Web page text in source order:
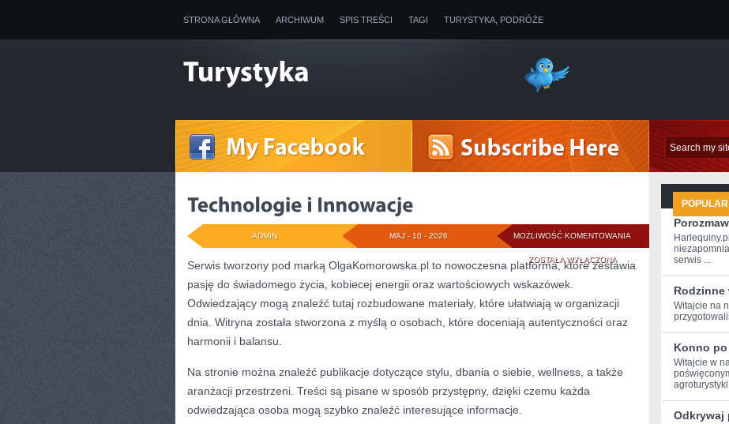
STRONA GŁÓWNA ARCHIWUM SPIS TREŚCI TAGI TURYSTYKA, PODRÓŻE
MOŻLIWOŚĆ KOMENTOWANIA TECHNOLOGIE
INNOWACJE
ZOSTAŁA WYŁĄCZONA
MAJ - 10 - 2026
ADMIN
Serwis tworzony pod marką OlgaKomorowska.pl to nowoczesna platforma, które zestawia
pasję do świadomego życia, kobiecej energii oraz wartościowych wskazówek.
Odwiedzający mogą znaleźć tutaj rozbudowane materiały, które ułatwiają w organizacji
dnia. Witryna została stworzona z myślą o osobach, które doceniają autentyczności oraz
harmonii i balansu.
Na stronie można znaleźć publikacje dotyczące stylu, dbania o siebie, wellness, a także
aranżacji przestrzeni. Treści są pisane w sposób przystępny, dzięki czemu każda
odwiedzająca osoba mogą szybko znaleźć interesujące informacje.
POPULAR
serwis ...
Rodzinne
Witajcie na
Konno
Witajcie w
Odkrywaj